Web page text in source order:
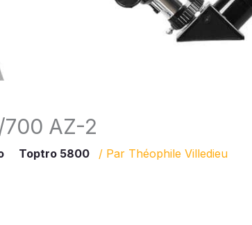
AZ-2
Toptro 5800 / Par Théophile Villedieu